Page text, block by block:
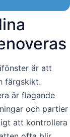
är att
färgskikt.
är flagande
och partier
att kontrollera